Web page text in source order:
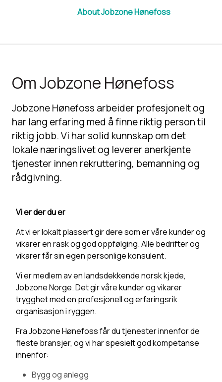
About Jobzone Hønefoss
Om Jobzone Hønefoss
Jobzone Hønefoss arbeider profesjonelt og
har lang erfaring med å finne riktig person til
riktig jobb. Vi har solid kunnskap om det
lokale næringslivet og leverer anerkjente
tjenester innen rekruttering, bemanning og
rådgivning.
Vi er der du er
At vi er lokalt plassert gir dere som er våre kunder og
vikarer en rask og god oppfølging. Alle bedrifter og
vikarer får sin egen personlige konsulent.
Vi er medlem av en landsdekkende norsk kjede,
Jobzone Norge. Det gir våre kunder og vikarer
trygghet med en profesjonell og erfaringsrik
organisasjon i ryggen.
Fra Jobzone Hønefoss får du tjenester innenfor de
fleste bransjer, og vi har spesielt god kompetanse
innenfor:
Bygg og anlegg